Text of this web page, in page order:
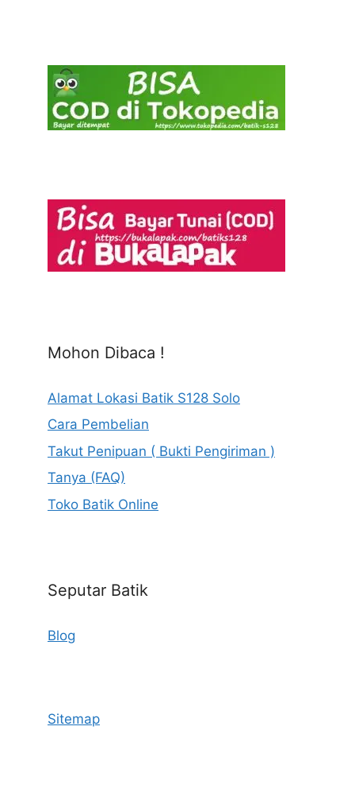
Mohon Dibaca !
Alamat Lokasi Batik S128 Solo
Cara Pembelian
Takut Penipuan ( Bukti Pengiriman )
Tanya (FAQ)
Toko Batik Online
Seputar Batik
Blog
Sitemap